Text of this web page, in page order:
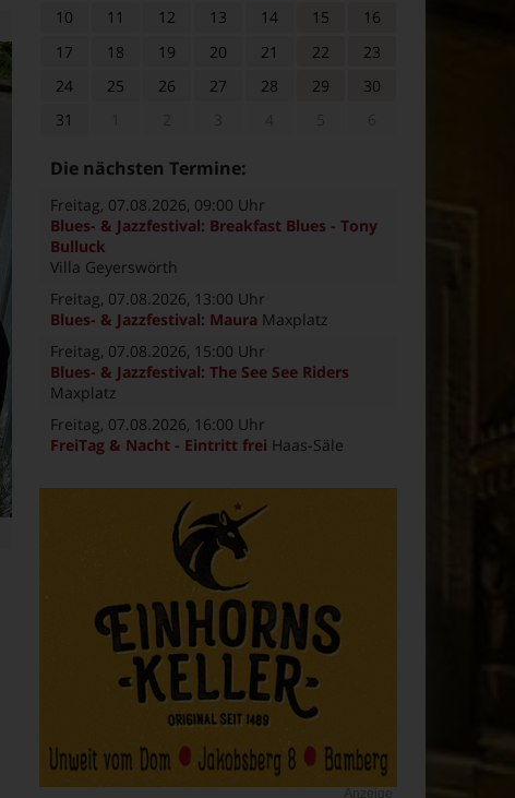
10
11 12 13 14 15
16
17
18 19 20 21 22
23
24
25 26 27 28 29
30
31
Die nächsten Termine:
Freitag, 07.08.2026, 09:00 Uhr
Blues- & Jazzfestival: Breakfast Blues - Tony
Bulluck
Villa Geyerswörth
Freitag, 07.08.2026, 13:00 Uhr
Blues- & Jazzfestival: Maura Maxplatz
Freitag, 07.08.2026, 15:00 Uhr
Blues- & Jazzfestival: The See See Riders
Maxplatz
Freitag, 07.08.2026, 16:00 Uhr
FreiTag & Nacht - Eintritt frei Haas-Säle